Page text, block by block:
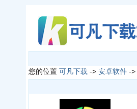
您的位置 可凡下载 -> 安卓软件 ->